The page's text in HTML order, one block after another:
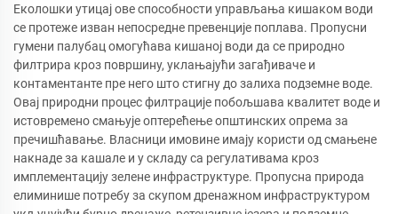
Еколошки утицај ове способности управљања кишаком води
се протеже изван непосредне превенције поплава. Пропусни
гумени палубац омогућава кишаној води да се природно
филтрира кроз површину, уклањајући загађиваче и
контаментанте пре него што стигну до залиха подземне воде.
Овај природни процес филтрације побољшава квалитет воде и
истовремено смањује оптерећење општинских опрема за
пречишћавање. Власници имовине имају користи од смањене
накнаде за кашале и у складу са регулативама кроз
имплементацију зелене инфраструктуре. Пропусна природа
елиминише потребу за скупом дренажном инфраструктуром